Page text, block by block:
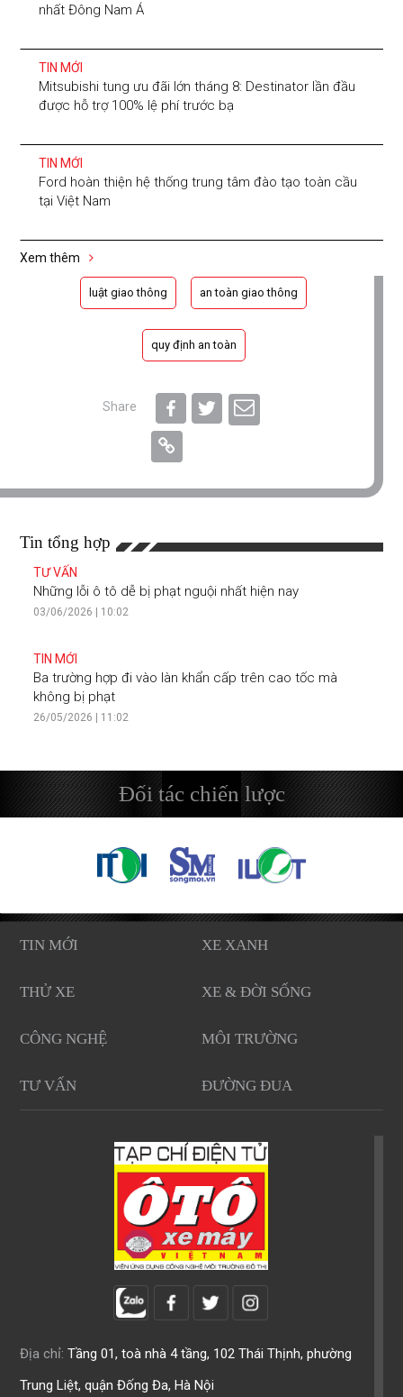
nhất Đông Nam Á
TIN MỚI
Mitsubishi tung ưu đãi lớn tháng 8: Destinator lần đầu
được hỗ trợ 100% lệ phí trước bạ
TIN MỚI
Ford hoàn thiện hệ thống trung tâm đào tạo toàn cầu
tại Việt Nam
Xem thêm
luật giao thông an toàn giao thông
quy định an toàn
Share
Tin tổng hợp
TƯ VẤN
Những lỗi ô tô dễ bị phạt nguội nhất hiện nay
03/06/2026 | 10:02
TIN MỚI
Ba trường hợp đi vào làn khẩn cấp trên cao tốc mà
không bị phạt
26/05/2026 | 11:02
Đối tác chiến lược
TIN MỚI XE XANH
THỬ XE XE & ĐỜI SỐNG
CÔNG NGHỆ MÔI TRƯỜNG
TƯ VẤN ĐƯỜNG ĐUA
Địa chỉ: Tầng 01, toà nhà 4 tầng, 102 Thái Thịnh, phường
Trung Liệt, quận Đống Đa, Hà Nội